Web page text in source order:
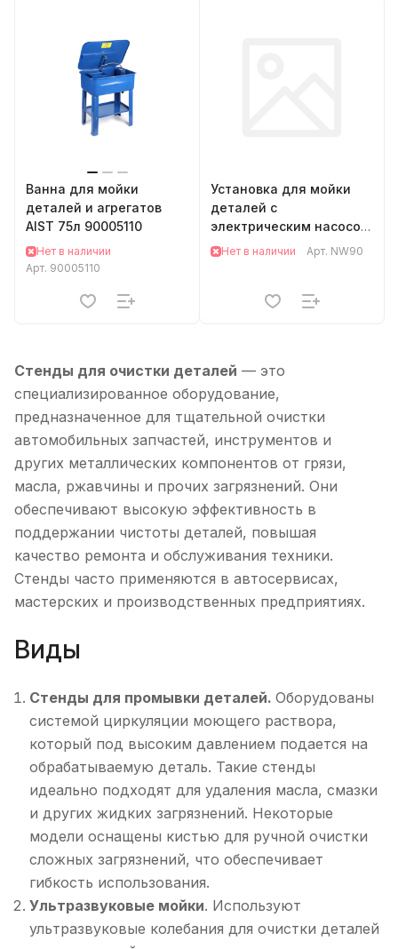
Ванна для мойки
деталей и агрегатов
AIST 75л 90005110
Нет в наличии
Арт. 90005110
Установка для мойки
деталей с
электрическим насосом
90л. NW90 Nordberg
Нет в наличии Арт. NW90
Стенды для очистки деталей — это
специализированное оборудование,
предназначенное для тщательной очистки
автомобильных запчастей, инструментов и
других металлических компонентов от грязи,
масла, ржавчины и прочих загрязнений. Они
обеспечивают высокую эффективность в
поддержании чистоты деталей, повышая
качество ремонта и обслуживания техники.
Стенды часто применяются в автосервисах,
мастерских и производственных предприятиях.
Виды
Стенды для промывки деталей. Оборудованы
системой циркуляции моющего раствора,
который под высоким давлением подается на
обрабатываемую деталь. Такие стенды
идеально подходят для удаления масла, смазки
и других жидких загрязнений. Некоторые
модели оснащены кистью для ручной очистки
сложных загрязнений, что обеспечивает
гибкость использования.
Ультразвуковые мойки. Используют
ультразвуковые колебания для очистки деталей